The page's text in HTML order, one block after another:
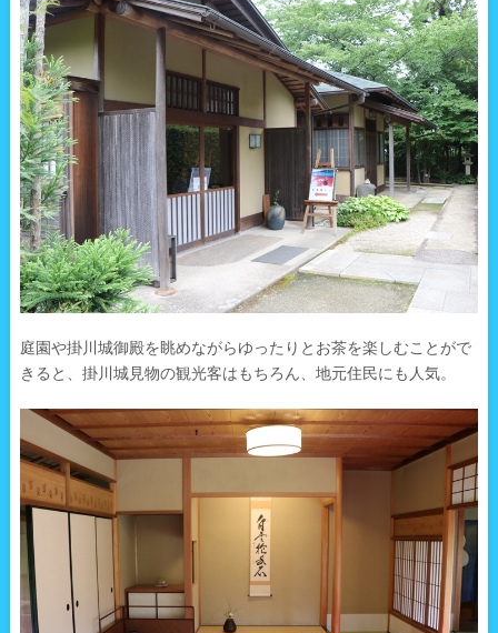
庭園や掛川城御殿を眺めながらゆったりとお茶を楽しむことがで
きると、掛川城見物の観光客はもちろん、地元住民にも人気。